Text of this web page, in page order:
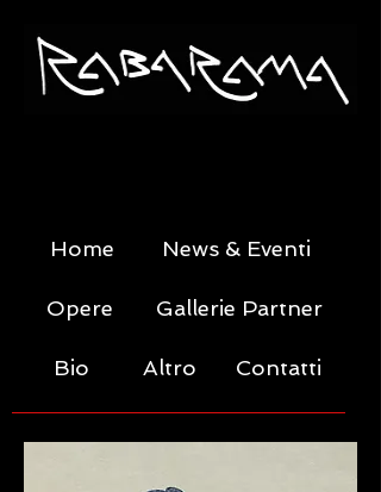
Home News & Eventi
Opere Gallerie Partner
Bio Altro Contatti